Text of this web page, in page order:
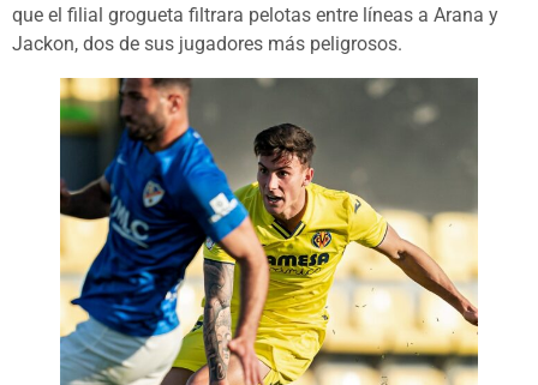
que el filial grogueta filtrara pelotas entre líneas a Arana y
Jackon, dos de sus jugadores más peligrosos.